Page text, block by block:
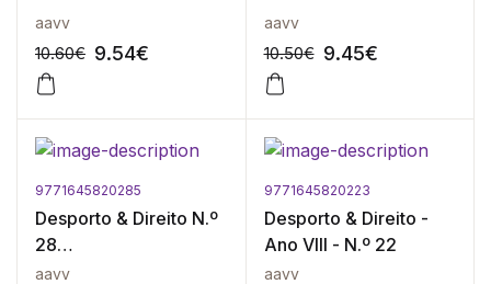
aavv
10.60€ 9.54€
aavv
10.50€ 9.45€
9771645820285
Desporto & Direito N.º
28
(Setembro/Dezembro
aavv
9771645820223
Desporto & Direito -
Ano VIII - N.º 22
aavv